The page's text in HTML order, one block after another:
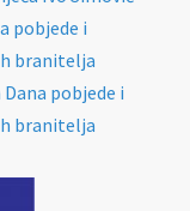
pobjede i
branitelja
pobjede i
branitelja